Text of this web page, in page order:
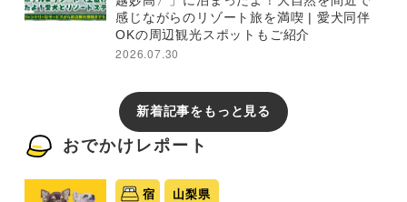
感じながらのリゾート旅を満喫 | 愛犬同伴
OKの周辺観光スポットもご紹介
2026.07.30
新着記事をもっと見る
おでかけレポート
宿 山梨県